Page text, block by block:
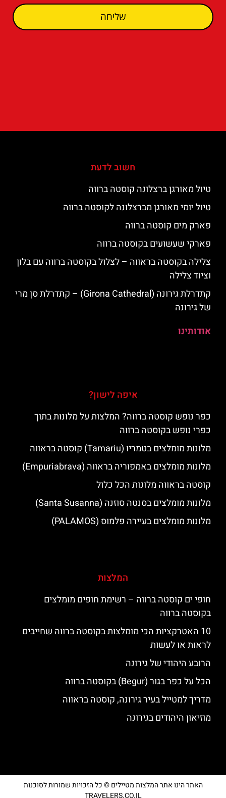
שליחה
חשוב לדעת
טיול מאורגן ברצלונה קוסטה ברווה
טיול יומי מאורגן מברצלונה לקוסטה ברווה
פארק מים קוסטה ברווה
פארקי שעשועים בקוסטה ברווה
צלילה בקוסטה בראווה – לצלול בקוסטה ברווה עם בלון
וציוד צלילה
קתדרלת גירונה (Girona Cathedral) – קתדרלת סן מרי
של גירונה
אודותינו
איפה לישון?
כפר נופש קוסטה ברווה? המלצות על מלונות בתוך
כפרי נופש בקוסטה ברווה
מלונות מומלצים בטמריו (Tamariu) קוסטה בראווה
מלונות מומלצים באמפוריה בראווה (Empuriabrava)
קוסטה בראווה מלונות הכל כלול
מלונות מומלצים בסנטה סוזנה (Santa Susanna)
מלונות מומלצים בעיירה פלמוס (PALAMOS)
המלצות
חופי ים קוסטה ברווה – רשימת חופים מומלצים
בקוסטה ברווה
10 האטרקציות הכי מומלצות בקוסטה ברווה שחייבים
לראות או לעשות
הרובע היהודי של גירונה
הכל על כפר בגור (Begur) בקוסטה ברווה
מדריך למטייל בעיר גירונה, קוסטה בראווה
מוזיאון היהודים בגירונה
האתר הינו אתר המלצות מטיילים © כל הזכויות שמורות לסוכנות